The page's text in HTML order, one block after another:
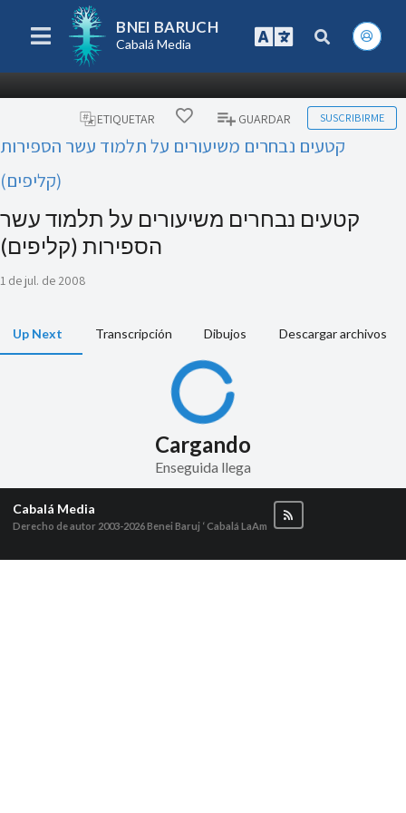
BNEI BARUCH
Cabalá Media
ETIQUETAR GUARDAR SUSCRIBIRME
קטעים נבחרים משיעורים על תלמוד עשר הספירות
(קליפים)
קטעים נבחרים משיעורים על תלמוד עשר
הספירות (קליפים)
1 de jul. de 2008
Up Next Transcripción Dibujos Descargar archivos
Cargando
Enseguida llega
Cabalá Media
Derecho de autor 2003-2026Benei Baruj ‘ Cabalá LaAm